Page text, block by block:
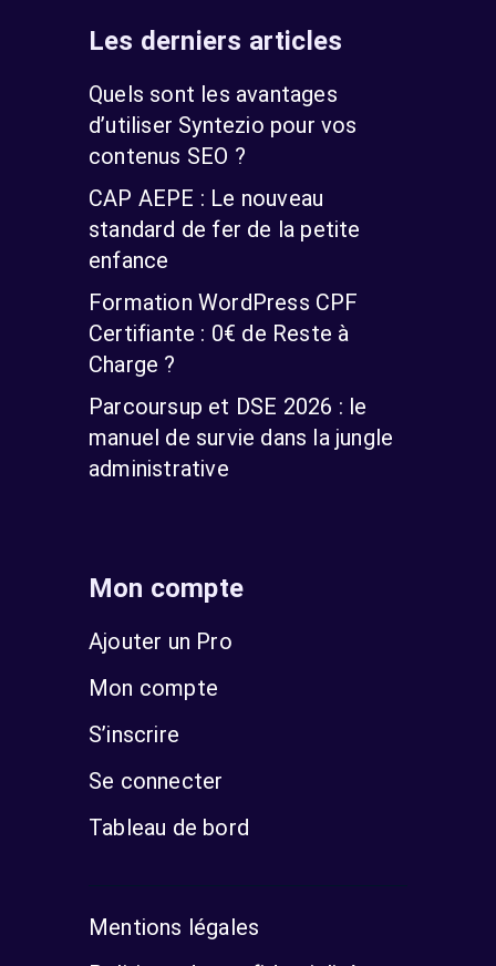
Les derniers articles
Quels sont les avantages
d’utiliser Syntezio pour vos
contenus SEO ?
CAP AEPE : Le nouveau
standard de fer de la petite
enfance
Formation WordPress CPF
Certifiante : 0€ de Reste à
Charge ?
Parcoursup et DSE 2026 : le
manuel de survie dans la jungle
administrative
Mon compte
Ajouter un Pro
Mon compte
S’inscrire
Se connecter
Tableau de bord
Mentions légales